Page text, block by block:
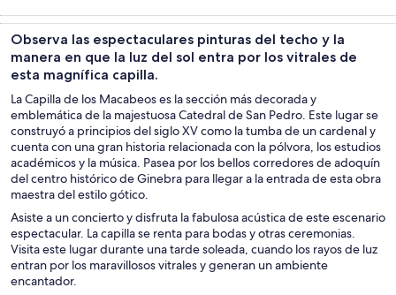
excursiones de
un día
y
personalizados
historia
bebidas y vida
nocturna
Observa las espectaculares pinturas del techo y la
manera en que la luz del sol entra por los vitrales de
esta magnífica capilla.
La Capilla de los Macabeos es la sección más decorada y
emblemática de la majestuosa Catedral de San Pedro. Este lugar se
construyó a principios del siglo XV como la tumba de un cardenal y
cuenta con una gran historia relacionada con la pólvora, los estudios
académicos y la música. Pasea por los bellos corredores de adoquín
del centro histórico de Ginebra para llegar a la entrada de esta obra
maestra del estilo gótico.
Asiste a un concierto y disfruta la fabulosa acústica de este escenario
espectacular. La capilla se renta para bodas y otras ceremonias.
Visita este lugar durante una tarde soleada, cuando los rayos de luz
entran por los maravillosos vitrales y generan un ambiente
encantador.